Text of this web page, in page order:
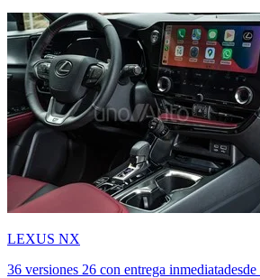
LEXUS NX
36 versiones 26 con entrega inmediatadesde